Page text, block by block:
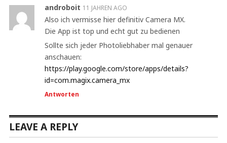
androboit 11 JAHREN AGO
Also ich vermisse hier definitiv Camera MX.
Die App ist top und echt gut zu bedienen
Sollte sich jeder Photoliebhaber mal genauer
anschauen:
https://play.google.com/store/apps/details?
id=com.magix.camera_mx
Antworten
LEAVE A REPLY